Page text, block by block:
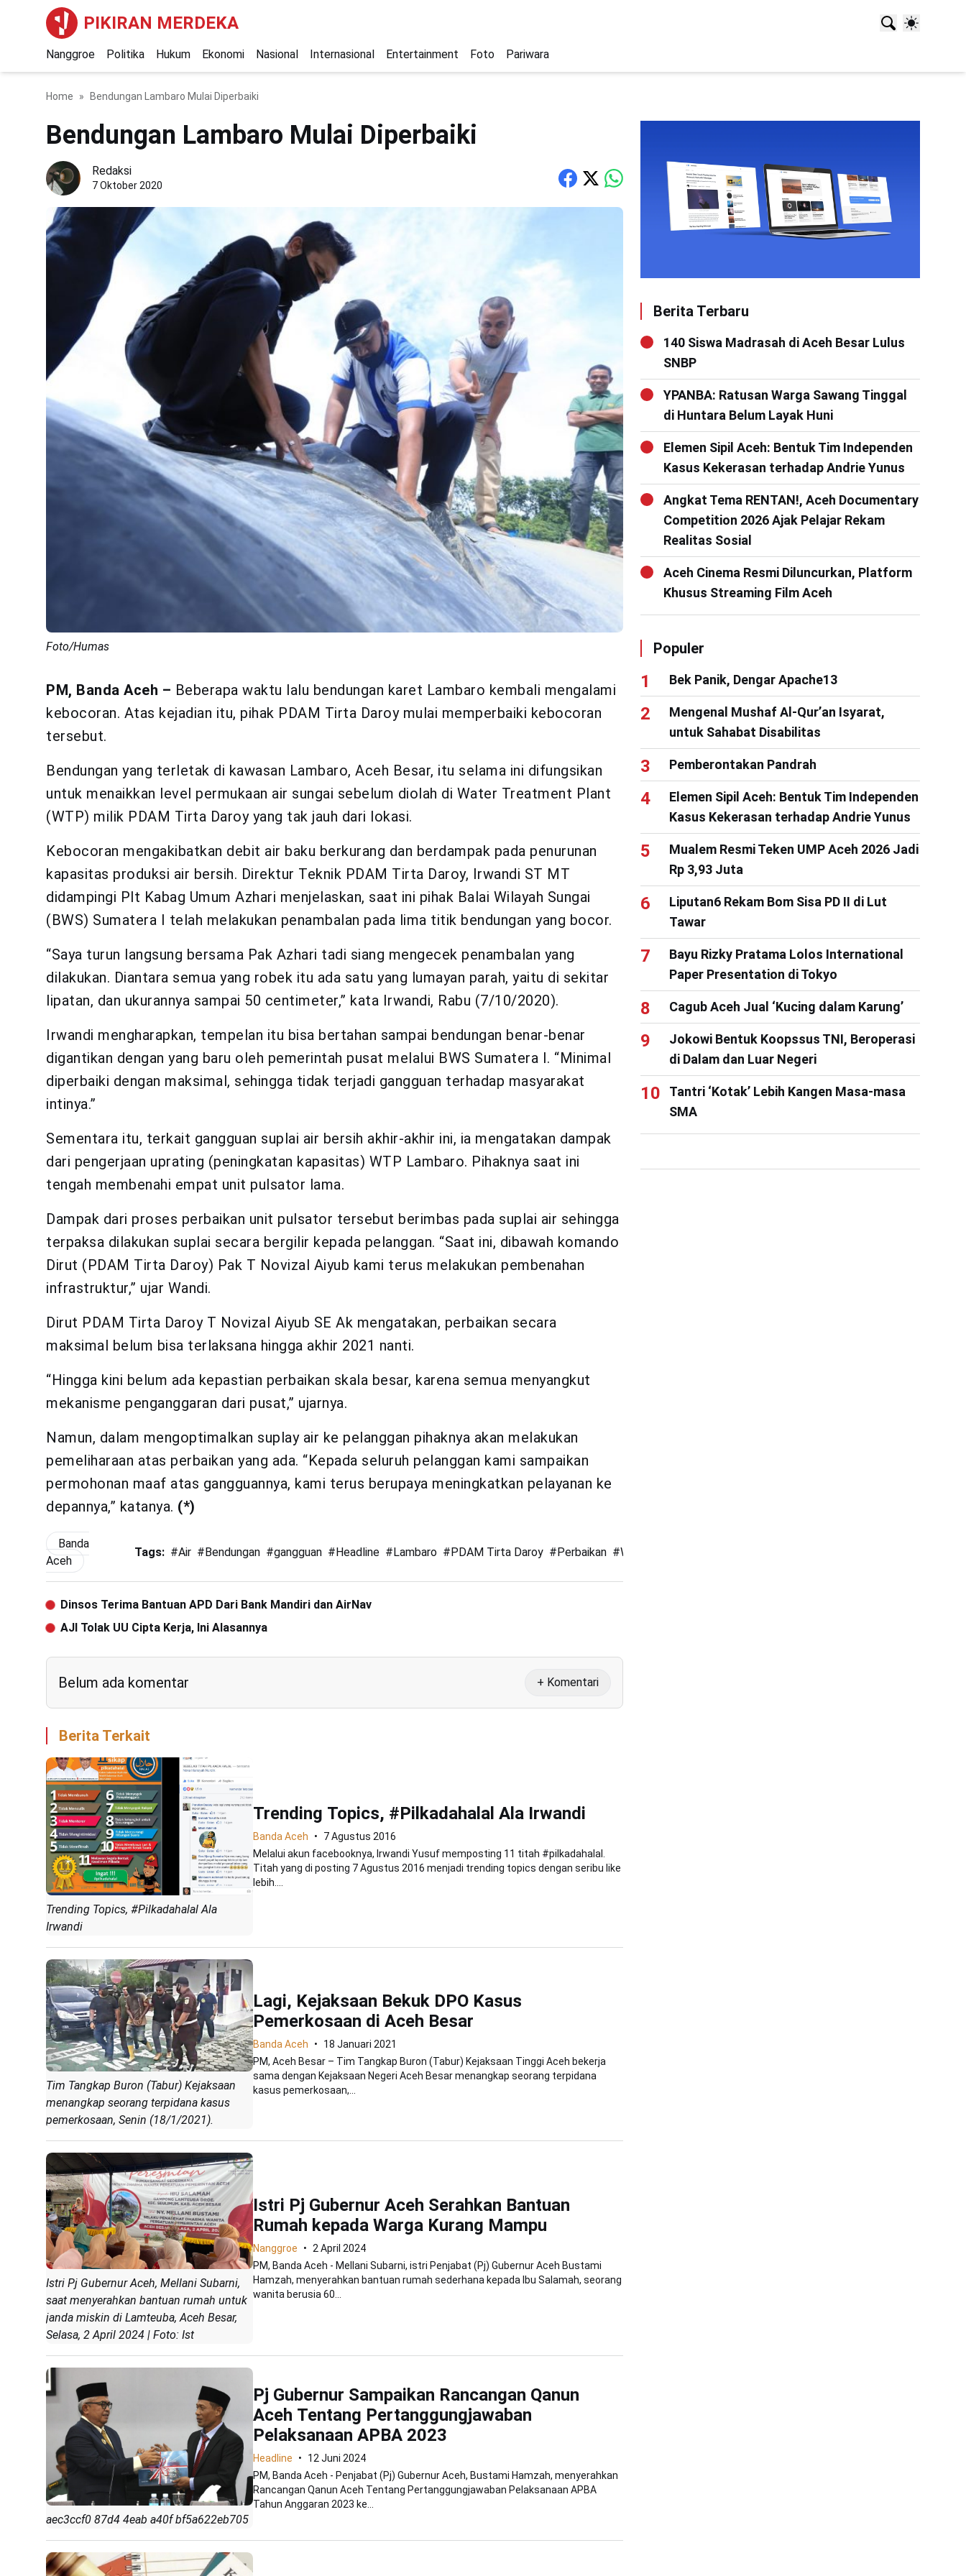
PIKIRAN MERDEKA
Nanggroe Politika Hukum Ekonomi Nasional Internasional Entertainment Foto Pariwara
Home Bendungan Lambaro Mulai Diperbaiki
Bendungan Lambaro Mulai Diperbaiki
Redaksi
7 Oktober 2020
Foto/Humas
PM, Banda Aceh – Beberapa waktu lalu bendungan karet Lambaro kembali mengalami
kebocoran. Atas kejadian itu, pihak PDAM Tirta Daroy mulai memperbaiki kebocoran
tersebut.
Bendungan yang terletak di kawasan Lambaro, Aceh Besar, itu selama ini difungsikan
untuk menaikkan level permukaan air sungai sebelum diolah di Water Treatment Plant
(WTP) milik PDAM Tirta Daroy yang tak jauh dari lokasi.
Kebocoran mengakibatkan debit air baku berkurang dan berdampak pada penurunan
kapasitas produksi air bersih. Direktur Teknik PDAM Tirta Daroy, Irwandi ST MT
didampingi Plt Kabag Umum Azhari menjelaskan, saat ini pihak Balai Wilayah Sungai
(BWS) Sumatera I telah melakukan penambalan pada lima titik bendungan yang bocor.
“Saya turun langsung bersama Pak Azhari tadi siang mengecek penambalan yang
dilakukan. Diantara semua yang robek itu ada satu yang lumayan parah, yaitu di sekitar
lipatan, dan ukurannya sampai 50 centimeter,” kata Irwandi, Rabu (7/10/2020).
Irwandi mengharapkan, tempelan itu bisa bertahan sampai bendungan benar-benar
digantikan dengan yang baru oleh pemerintah pusat melalui BWS Sumatera I. “Minimal
diperbaiki dengan maksimal, sehingga tidak terjadi gangguan terhadap masyarakat
intinya.”
Sementara itu, terkait gangguan suplai air bersih akhir-akhir ini, ia mengatakan dampak
dari pengerjaan uprating (peningkatan kapasitas) WTP Lambaro. Pihaknya saat ini
tengah membenahi empat unit pulsator lama.
Dampak dari proses perbaikan unit pulsator tersebut berimbas pada suplai air sehingga
terpaksa dilakukan suplai secara bergilir kepada pelanggan. “Saat ini, dibawah komando
Dirut (PDAM Tirta Daroy) Pak T Novizal Aiyub kami terus melakukan pembenahan
infrastruktur,” ujar Wandi.
Dirut PDAM Tirta Daroy T Novizal Aiyub SE Ak mengatakan, perbaikan secara
maksimal belum bisa terlaksana hingga akhir 2021 nanti.
“Hingga kini belum ada kepastian perbaikan skala besar, karena semua menyangkut
mekanisme penganggaran dari pusat,” ujarnya.
Namun, dalam mengoptimalkan suplay air ke pelanggan pihaknya akan melakukan
pemeliharaan atas perbaikan yang ada. “Kepada seluruh pelanggan kami sampaikan
permohonan maaf atas gangguannya, kami terus berupaya meningkatkan pelayanan ke
depannya,” katanya. (*)
Banda
Aceh
Tags: #Air #Bendungan #gangguan #Headline #Lambaro #PDAM Tirta Daroy #Perbaikan #Wali Kota
Dinsos Terima Bantuan APD Dari Bank Mandiri dan AirNav
AJI Tolak UU Cipta Kerja, Ini Alasannya
Belum ada komentar + Komentari
Berita Terkait
Trending Topics, #Pilkadahalal Ala
Irwandi
Trending Topics, #Pilkadahalal Ala Irwandi
Banda Aceh
7 Agustus 2016
Melalui akun facebooknya, Irwandi Yusuf memposting 11 titah #pilkadahalal.
Titah yang di posting 7 Agustus 2016 menjadi trending topics dengan seribu like
lebih....
Tim Tangkap Buron (Tabur) Kejaksaan
menangkap seorang terpidana kasus
pemerkosaan, Senin (18/1/2021).
Lagi, Kejaksaan Bekuk DPO Kasus
Pemerkosaan di Aceh Besar
Banda Aceh
18 Januari 2021
PM, Aceh Besar – Tim Tangkap Buron (Tabur) Kejaksaan Tinggi Aceh bekerja
sama dengan Kejaksaan Negeri Aceh Besar menangkap seorang terpidana
kasus pemerkosaan,...
Istri Pj Gubernur Aceh, Mellani Subarni,
saat menyerahkan bantuan rumah untuk
janda miskin di Lamteuba, Aceh Besar,
Selasa, 2 April 2024 | Foto: Ist
Istri Pj Gubernur Aceh Serahkan Bantuan
Rumah kepada Warga Kurang Mampu
Nanggroe
2 April 2024
PM, Banda Aceh - Mellani Subarni, istri Penjabat (Pj) Gubernur Aceh Bustami
Hamzah, menyerahkan bantuan rumah sederhana kepada Ibu Salamah, seorang
wanita berusia 60...
aec3ccf0 87d4 4eab a40f bf5a622eb705
Pj Gubernur Sampaikan Rancangan Qanun
Aceh Tentang Pertanggungjawaban
Pelaksanaan APBA 2023
Headline
12 Juni 2024
PM, Banda Aceh - Penjabat (Pj) Gubernur Aceh, Bustami Hamzah, menyerahkan
Rancangan Qanun Aceh Tentang Pertanggungjawaban Pelaksanaan APBA
Tahun Anggaran 2023 ke...
Berita Terbaru
140 Siswa Madrasah di Aceh Besar Lulus
SNBP
YPANBA: Ratusan Warga Sawang Tinggal
di Huntara Belum Layak Huni
Elemen Sipil Aceh: Bentuk Tim Independen
Kasus Kekerasan terhadap Andrie Yunus
Angkat Tema RENTAN!, Aceh Documentary
Competition 2026 Ajak Pelajar Rekam
Realitas Sosial
Aceh Cinema Resmi Diluncurkan, Platform
Khusus Streaming Film Aceh
Populer
Bek Panik, Dengar Apache13
Mengenal Mushaf Al-Qur’an Isyarat,
untuk Sahabat Disabilitas
Pemberontakan Pandrah
Elemen Sipil Aceh: Bentuk Tim Independen
Kasus Kekerasan terhadap Andrie Yunus
Mualem Resmi Teken UMP Aceh 2026 Jadi
Rp 3,93 Juta
Liputan6 Rekam Bom Sisa PD II di Lut
Tawar
Bayu Rizky Pratama Lolos International
Paper Presentation di Tokyo
Cagub Aceh Jual ‘Kucing dalam Karung’
Jokowi Bentuk Koopssus TNI, Beroperasi
di Dalam dan Luar Negeri
Tantri ‘Kotak’ Lebih Kangen Masa-masa
SMA